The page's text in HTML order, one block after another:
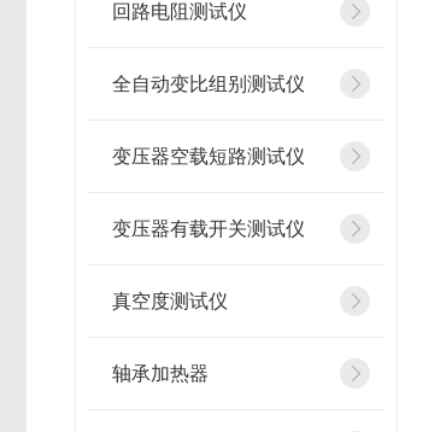
回路电阻测试仪
全自动变比组别测试仪
变压器空载短路测试仪
变压器有载开关测试仪
真空度测试仪
轴承加热器